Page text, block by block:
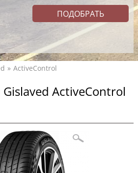
ActiveControl
ActiveControl